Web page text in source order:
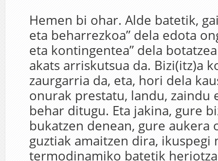
Hemen bi ohar. Alde batetik,
eta beharrezkoa” dela edota
eta kontingentea” dela
akats arriskutsua da. Bizi(itz)a
zaurgarria da, eta, hori dela
onurak prestatu, landu, zaindu
behar ditugu. Eta jakina, gure
bukatzen denean, gure aukera
guztiak amaitzen dira, ikuspegi
termodinamiko batetik